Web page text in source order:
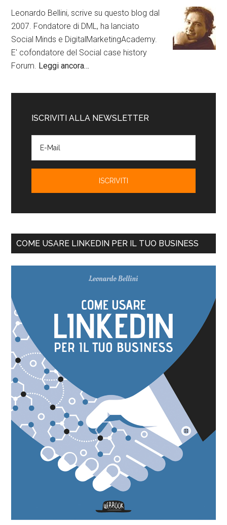
Leonardo Bellini, scrive su questo blog dal
2007. Fondatore di DML, ha lanciato
Social Minds e DigitalMarketingAcademy.
E' cofondatore del Social case history
Forum. Leggi ancora…
ISCRIVITI ALLA NEWSLETTER
COME USARE LINKEDIN PER IL TUO BUSINESS